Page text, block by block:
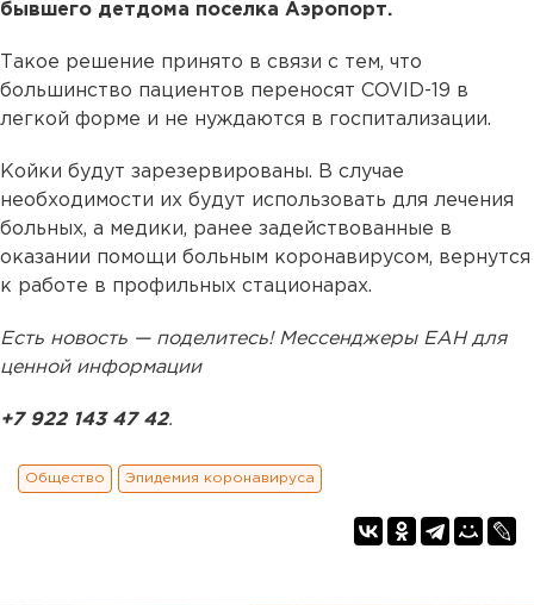
бывшего детдома поселка Аэропорт.
Такое решение принято в связи с тем, что
большинство пациентов переносят COVID-19 в
легкой форме и не нуждаются в госпитализации.
Койки будут зарезервированы. В случае
необходимости их будут использовать для лечения
больных, а медики, ранее задействованные в
оказании помощи больным коронавирусом, вернутся
к работе в профильных стационарах.
Есть новость — поделитесь! Мессенджеры ЕАН для
ценной информации
+7 922 143 47 42.
Общество Эпидемия коронавируса